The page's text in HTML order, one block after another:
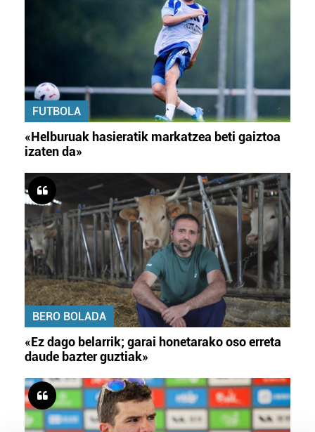
FUTBOLA
«Helburuak hasieratik markatzea beti gaiztoa
izaten da»
BERO BOLADA
«Ez dago belarrik; garai honetarako oso erreta
daude bazter guztiak»